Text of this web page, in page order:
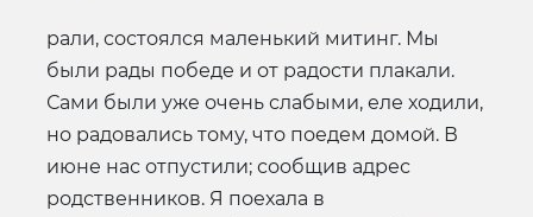
рали, состоялся маленький митинг. Мы
были рады победе и от радости плакали.
Сами были уже очень слабыми, еле ходили,
но радовались тому, что поедем домой. В
июне нас отпустили; сообщив адрес
родственников. Я поехала в